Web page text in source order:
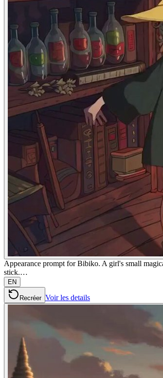
Appearance prompt for Bibiko. A girl's small
stick.…
EN
Recréer Voir les details